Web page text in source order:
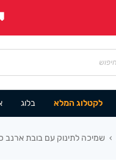
לקטלוג המלא בלוג
› שמיכה לתינוק עם בובת ארנב כחול